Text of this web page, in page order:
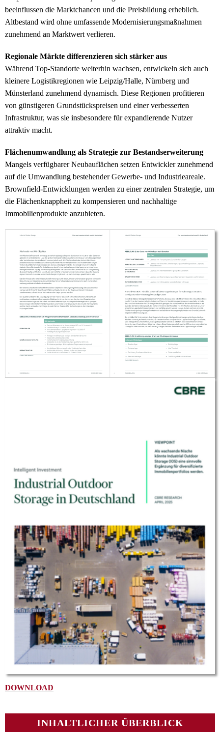
beeinflussen die Marktchancen und die Preisbildung erheblich.
Altbestand wird ohne umfassende Modernisierungsmaßnahmen
zunehmend an Marktwert verlieren.
Regionale Märkte differenzieren sich stärker aus
Während Top-Standorte weiterhin wachsen, entwickeln sich auch
kleinere Logistikregionen wie Leipzig/Halle, Nürnberg und
Münsterland zunehmend dynamisch. Diese Regionen profitieren
von günstigeren Grundstückspreisen und einer verbesserten
Infrastruktur, was sie insbesondere für expandierende Nutzer
attraktiv macht.
Flächenumwandlung als Strategie zur Bestandserweiterung
Mangels verfügbarer Neubauflächen setzen Entwickler zunehmend
auf die Umwandlung bestehender Gewerbe- und Industrieareale.
Brownfield-Entwicklungen werden zu einer zentralen Strategie, um
die Flächenknappheit zu kompensieren und nachhaltige
Immobilienprodukte anzubieten.
DOWNLOAD
INHALTLICHER ÜBERBLICK